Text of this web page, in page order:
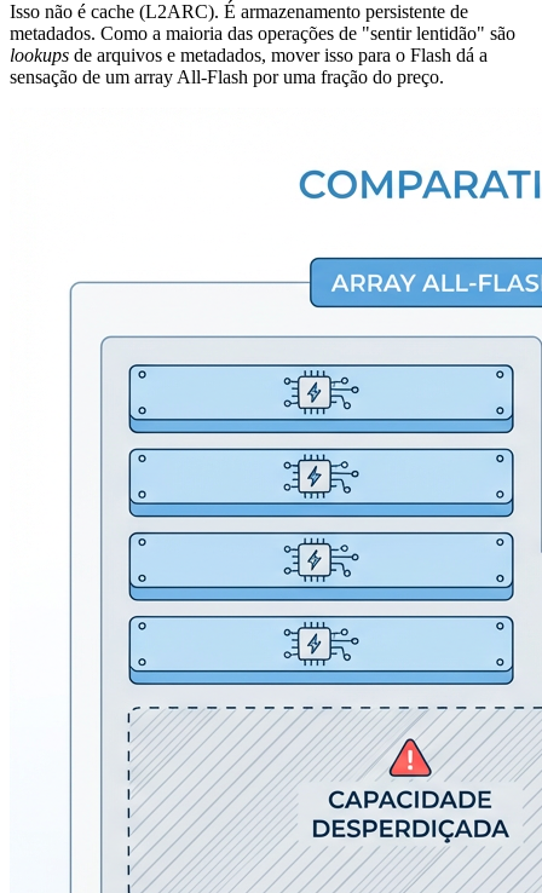
Isso não é cache (L2ARC). É armazenamento persistente de
metadados. Como a maioria das operações de "sentir lentidão" são
lookups de arquivos e metadados, mover isso para o Flash dá a
sensação de um array All-Flash por uma fração do preço.